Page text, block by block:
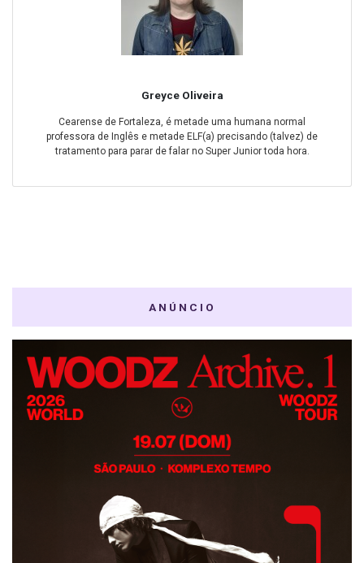
Greyce Oliveira
Cearense de Fortaleza, é metade uma humana normal
professora de Inglês e metade ELF(a) precisando (talvez) de
tratamento para parar de falar no Super Junior toda hora.
ANÚNCIO